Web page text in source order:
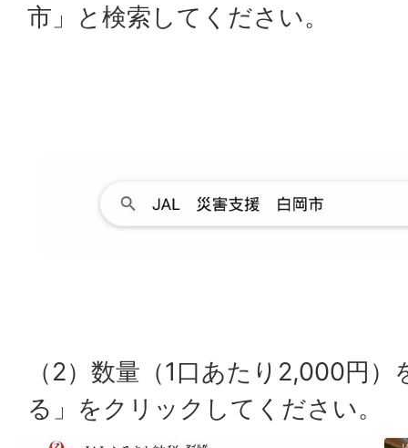
市」と検索してください。
（2）数量（1口あたり2,000円
る」をクリックしてください。